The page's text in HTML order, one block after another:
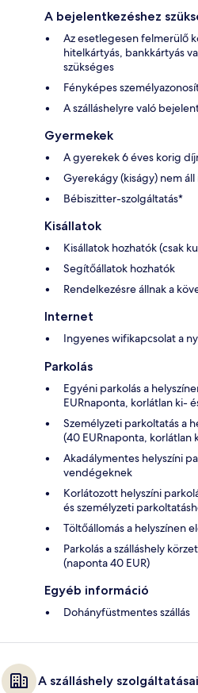
A bejelentkezéshez
Az esetlegesen felmerülő
hitelkártyás, bankkártyás
szükséges
Fényképes
A szálláshelyre való
Gyermekek
A gyerekek 6 éves korig
Gyerekágy (kiságy) nem
Bébiszitter-szolgáltatás*
Kisállatok
Kisállatok hozhatók (csak
Segítőállatok hozhatók
Rendelkezésre állnak a
Internet
Ingyenes wifikapcsolat a
Parkolás
Egyéni parkolás a
EURnaponta, korlátlan ki-
Személyzeti parkoltatás a
(40 EURnaponta, korlátlan
Akadálymentes helyszíni
vendégeknek
Korlátozott helyszíni
és személyzeti
Töltőállomás a helyszínen
Parkolás a szálláshely
(naponta 40 EUR)
Egyéb információ
Dohányfüstmentes szállás
A szálláshely szolgáltatásai